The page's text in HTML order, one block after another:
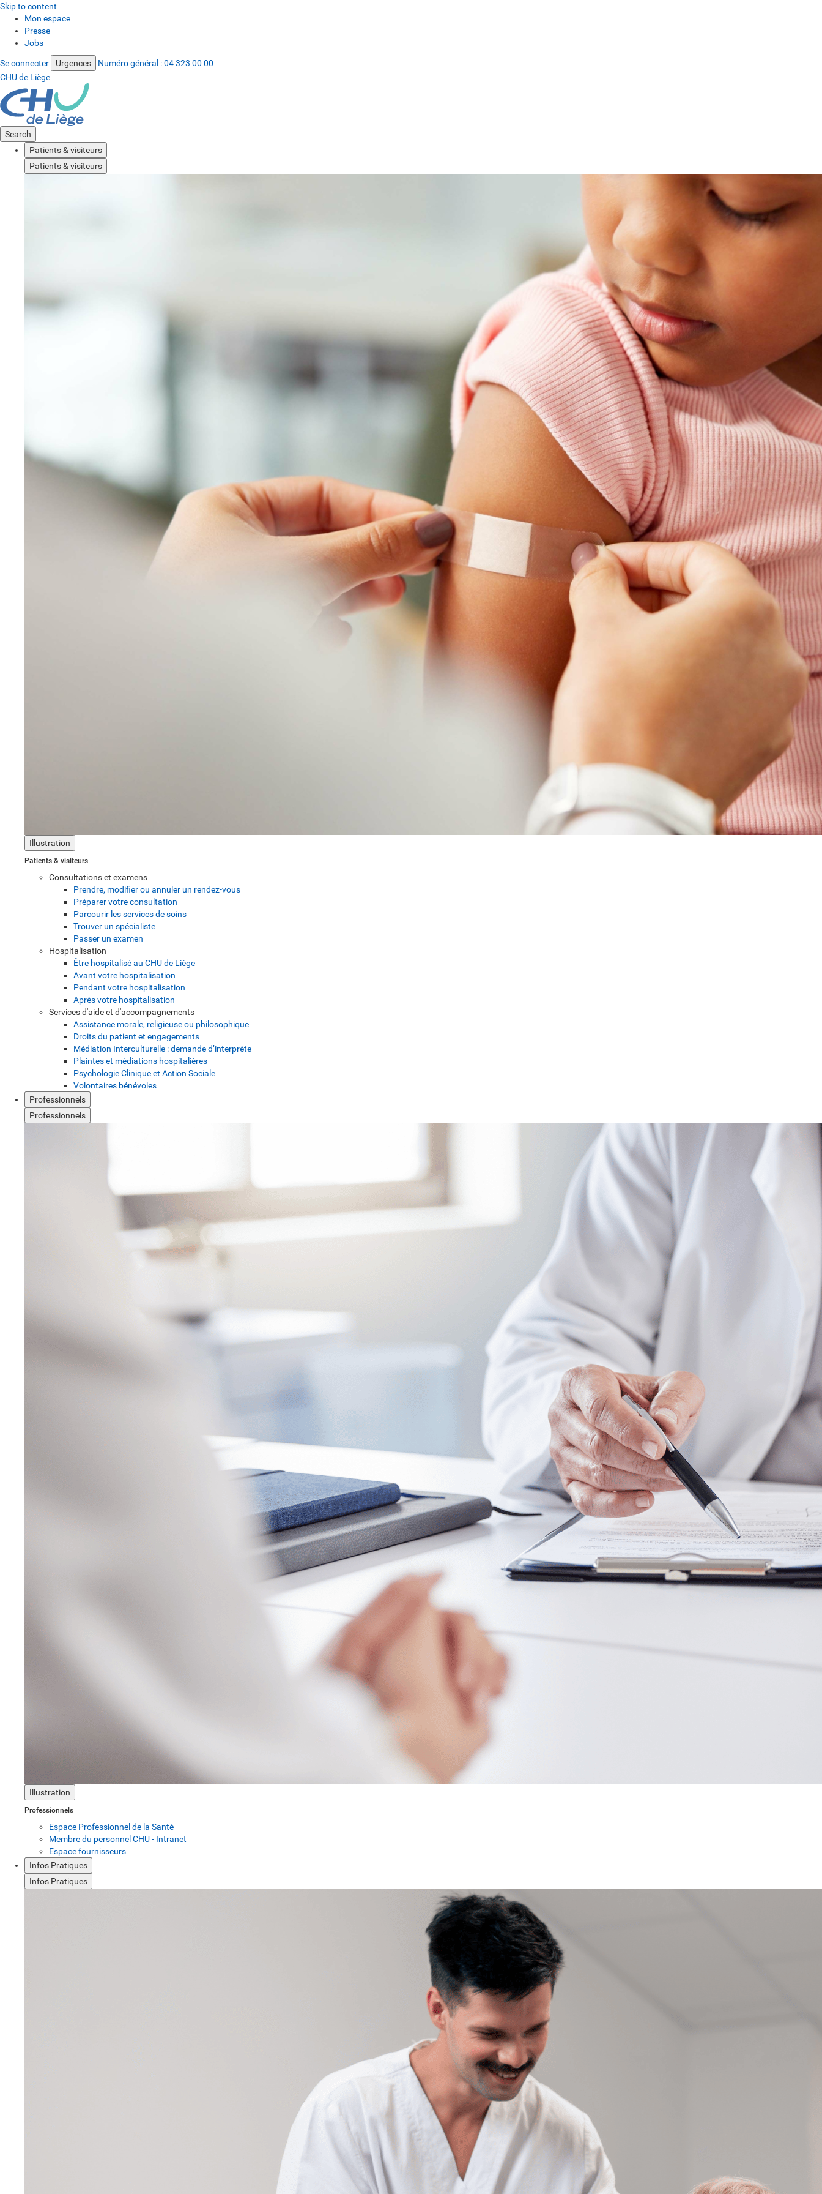
Skip to content
Mon espace
Presse
Jobs
Se connecter Urgences Numéro général :04 323 00 00
CHU de Liège
Search
Patients & visiteurs
Patients & visiteurs
Illustration
Patients & visiteurs
Consultations et examens
Prendre, modifier ou annuler un rendez-vous
Préparer votre consultation
Parcourir les services de soins
Trouver un spécialiste
Passer un examen
Hospitalisation
Être hospitalisé au CHU de Liège
Avant votre hospitalisation
Pendant votre hospitalisation
Après votre hospitalisation
Services d'aide et d'accompagnements
Assistance morale, religieuse ou philosophique
Droits du patient et engagements
Médiation Interculturelle : demande d’interprète
Plaintes et médiations hospitalières
Psychologie Clinique et Action Sociale
Volontaires bénévoles
Professionnels
Professionnels
Illustration
Professionnels
Espace Professionnel de la Santé
Membre du personnel CHU - Intranet
Espace fournisseurs
Infos Pratiques
Infos Pratiques